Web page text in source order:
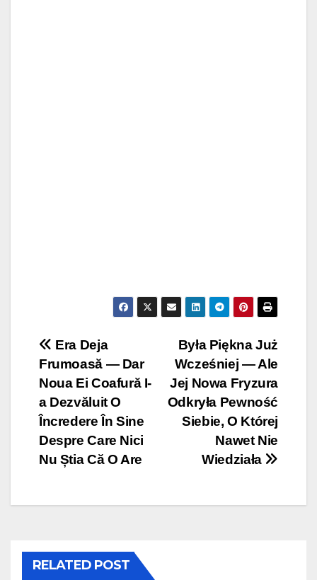
Post
navigation
Była Piękna Już
Wcześniej — Ale
Jej Nowa Fryzura
Odkryła Pewność
Siebie, O Której
Nawet Nie
Wiedziała
Era Deja
Frumoasă — Dar
Noua Ei Coafură I-
a Dezvăluit O
Încredere În Sine
Despre Care Nici
Nu Știa Că O Are
RELATED POST